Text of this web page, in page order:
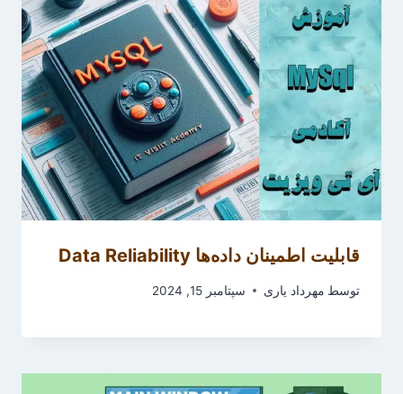
قابلیت اطمینان داده‌ها Data Reliability
توسط مهرداد یاری سپتامبر 15, 2024